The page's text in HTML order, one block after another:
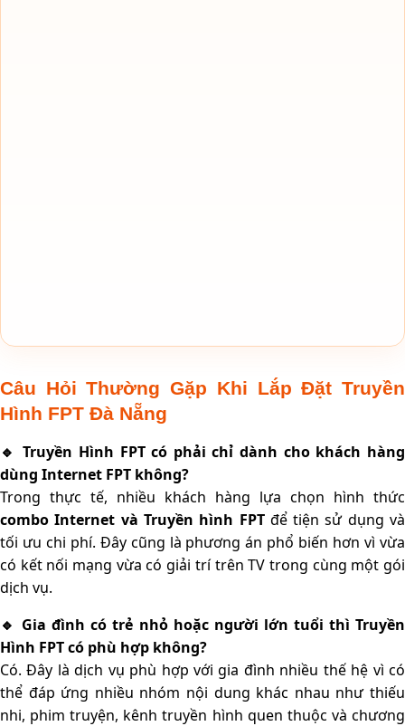
Câu Hỏi Thường Gặp Khi Lắp Đặt Truyền
Hình FPT Đà Nẵng
🔹 Truyền Hình FPT có phải chỉ dành cho khách hàng
dùng Internet FPT không?
Trong thực tế, nhiều khách hàng lựa chọn hình thức
combo Internet và Truyền hình FPTđể tiện sử dụng và
tối ưu chi phí. Đây cũng là phương án phổ biến hơn vì vừa
có kết nối mạng vừa có giải trí trên TV trong cùng một gói
dịch vụ.
🔹 Gia đình có trẻ nhỏ hoặc người lớn tuổi thì Truyền
Hình FPT có phù hợp không?
Có. Đây là dịch vụ phù hợp với gia đình nhiều thế hệ vì có
thể đáp ứng nhiều nhóm nội dung khác nhau như thiếu
nhi, phim truyện, kênh truyền hình quen thuộc và chương